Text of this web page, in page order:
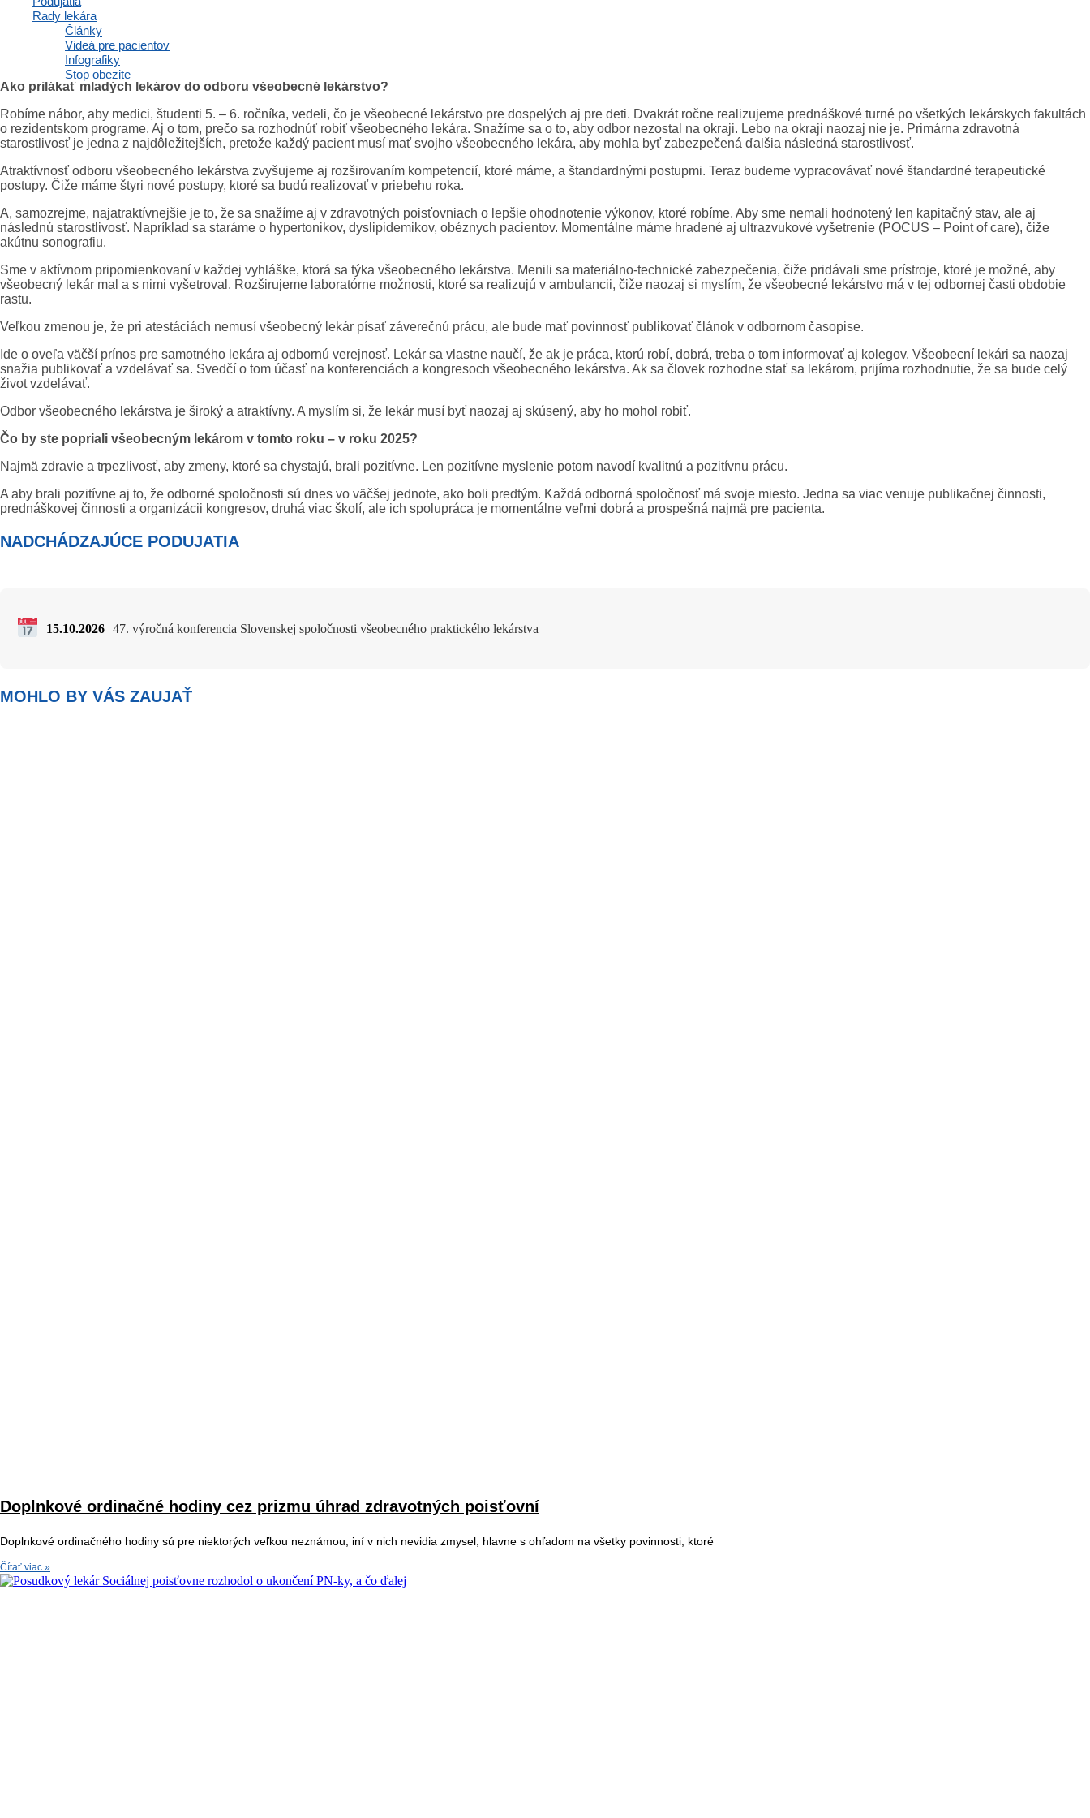
Rady lekára
Články
Videá pre pacientov
Infografiky
Stop obezite
Nastavili sme aj systém pripomienkovania štandardných terapeutických postupov, čo pre všeobecné lekárstvo bude znamenať to, že všeobecné lekárstvo si nebude vypracovávať na každú
diagnózu vlastný postup, ale bude pripomienkovať štandardné terapeutické postupy ostatných odborných spoločností a nájde si v nich miesto, kde ako všeobecný lekár v danom štandardnom
postupe patrí. Pre naše diagnózy (preventívne prehliadky, predoperačné vyšetrenia, akútne ochorenia, ochorenia respiračného traktu a pod.) si budeme vytvárať svoje vlastné štandardné
Ako prilákať mladých lekárov do odboru všeobecné lekárstvo?
Robíme nábor, aby medici, študenti 5. – 6. ročníka, vedeli, čo je všeobecné lekárstvo pre dospelých aj pre deti. Dvakrát ročne realizujeme prednáškové turné po všetkých lekárskych fakultách
o rezidentskom programe. Aj o tom, prečo sa rozhodnúť robiť všeobecného lekára. Snažíme sa o to, aby odbor nezostal na okraji. Lebo na okraji naozaj nie je. Primárna zdravotná
starostlivosť je jedna z najdôležitejších, pretože každý pacient musí mať svojho všeobecného lekára, aby mohla byť zabezpečená ďalšia následná starostlivosť.
Atraktívnosť odboru všeobecného lekárstva zvyšujeme aj rozširovaním kompetencií, ktoré máme, a štandardnými postupmi. Teraz budeme vypracovávať nové štandardné terapeutické
postupy. Čiže máme štyri nové postupy, ktoré sa budú realizovať v priebehu roka.
A, samozrejme, najatraktívnejšie je to, že sa snažíme aj v zdravotných poisťovniach o lepšie ohodnotenie výkonov, ktoré robíme. Aby sme nemali hodnotený len kapitačný stav, ale aj
následnú starostlivosť. Napríklad sa staráme o hypertonikov, dyslipidemikov, obéznych pacientov. Momentálne máme hradené aj ultrazvukové vyšetrenie (POCUS – Point of care), čiže
akútnu sonografiu.
Sme v aktívnom pripomienkovaní v každej vyhláške, ktorá sa týka všeobecného lekárstva. Menili sa materiálno-technické zabezpečenia, čiže pridávali sme prístroje, ktoré je možné, aby
všeobecný lekár mal a s nimi vyšetroval. Rozširujeme laboratórne možnosti, ktoré sa realizujú v ambulancii, čiže naozaj si myslím, že všeobecné lekárstvo má v tej odbornej časti obdobie
rastu.
Veľkou zmenou je, že pri atestáciách nemusí všeobecný lekár písať záverečnú prácu, ale bude mať povinnosť publikovať článok v odbornom časopise.
Ide o oveľa väčší prínos pre samotného lekára aj odbornú verejnosť. Lekár sa vlastne naučí, že ak je práca, ktorú robí, dobrá, treba o tom informovať aj kolegov. Všeobecní lekári sa naozaj
snažia publikovať a vzdelávať sa. Svedčí o tom účasť na konferenciách a kongresoch všeobecného lekárstva. Ak sa človek rozhodne stať sa lekárom, prijíma rozhodnutie, že sa bude celý
život vzdelávať.
Odbor všeobecného lekárstva je široký a atraktívny. A myslím si, že lekár musí byť naozaj aj skúsený, aby ho mohol robiť.
Čo by ste popriali všeobecným lekárom v tomto roku – v roku 2025?
Najmä zdravie a trpezlivosť, aby zmeny, ktoré sa chystajú, brali pozitívne. Len pozitívne myslenie potom navodí kvalitnú a pozitívnu prácu.
A aby brali pozitívne aj to, že odborné spoločnosti sú dnes vo väčšej jednote, ako boli predtým. Každá odborná spoločnosť má svoje miesto. Jedna sa viac venuje publikačnej činnosti,
prednáškovej činnosti a organizácii kongresov, druhá viac školí, ale ich spolupráca je momentálne veľmi dobrá a prospešná najmä pre pacienta.
NADCHÁDZAJÚCE PODUJATIA
15.10.2026 47. výročná konferencia Slovenskej spoločnosti všeobecného praktického lekárstva
MOHLO BY VÁS ZAUJAŤ
Doplnkové ordinačné hodiny cez prizmu úhrad zdravotných poisťovní
Doplnkové ordinačného hodiny sú pre niektorých veľkou neznámou, iní v nich nevidia zmysel, hlavne s ohľadom na všetky povinnosti, ktoré
Čítať viac »